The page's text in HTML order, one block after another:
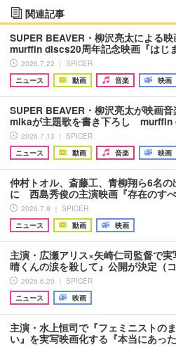
関連記事
SUPER BEAVER・柳沢亮太による
murffin discs20周年記念映画『はじ
2026.7.22 ｜ SPICER
ニュース
動画 音楽 映画
SUPER BEAVER・柳沢亮太が映画
mikaが主題歌を書き下ろし
2026.7.13 ｜ SPICER
ニュース
動画 音楽 映画
仲村トオル、斎藤工、青柳翔ら6名
に 西島秀俊の主演映画『存在のす
2026.7.9 ｜ SPICER
ニュース
動画 映画
主演・広瀬アリス×矢崎仁司監督で
晴くんの涙を殺して』公開が決定（
2026.6.20 ｜ SPICER
ニュース
映画
主演・水上恒司で『フェミニストの
い』を実写映画化する『本当にあっ